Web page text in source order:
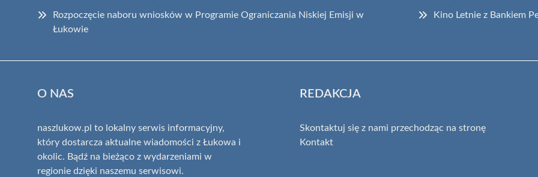
Rozpoczęcie naboru wniosków w Programie Ograniczania Niskiej Emisji w
Łukowie
Kino Letnie z Bankiem
O NAS
naszlukow.pl to lokalny serwis informacyjny,
który dostarcza aktualne wiadomości z Łukowa i
okolic. Bądź na bieżąco z wydarzeniami w
regionie dzięki naszemu serwisowi.
REDAKCJA
Skontaktuj się z nami przechodząc na stronę
Kontakt